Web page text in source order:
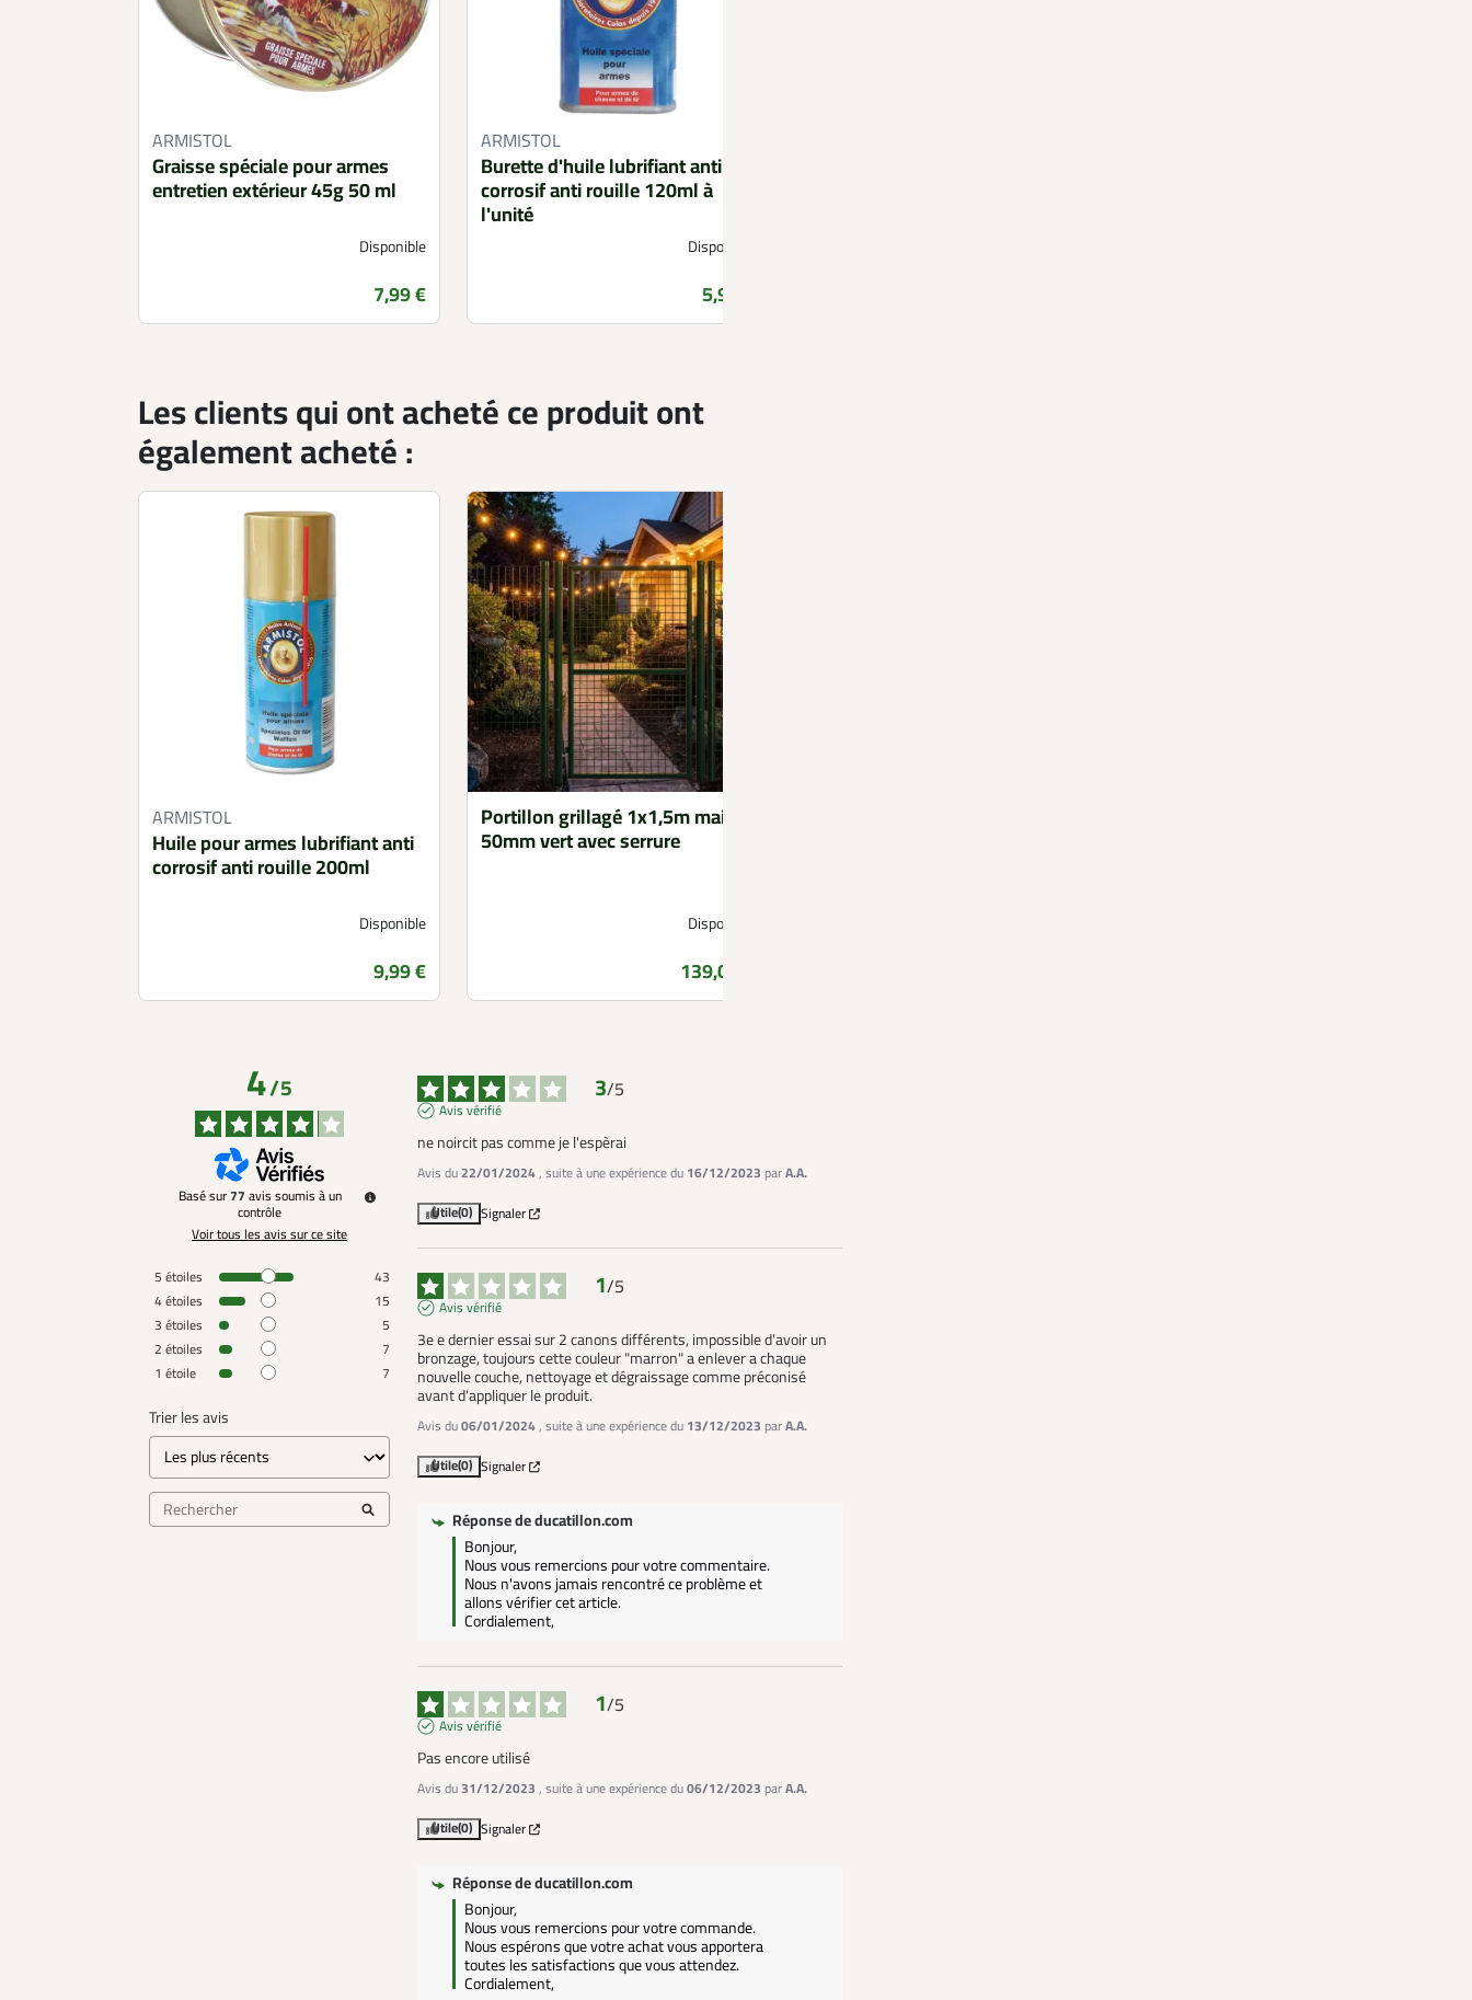
ARMISTOL
Graisse spéciale pour armes
entretien extérieur 45g 50 ml
Disponible
Prix
7,99 €
ARMISTOL
Burette d'huile lubrifiant anti
corrosif anti rouille 120ml à
l'unité
Disponible
Prix
5,99 €
Les clients qui ont acheté ce produit ont
également acheté :
ARMISTOL
Huile pour armes lubrifiant anti
corrosif anti rouille 200ml
Disponible
Prix
9,99 €
Portillon grillagé 1x1,5m maille
50mm vert avec serrure
Disponible
Prix
139,00 €
4/5
Basé sur77 avis soumis à un
contrôle
Voir tous les avis sur ce site
5 étoiles
43
4étoiles
15
3 étoiles
5
2 étoiles
7
1 étoile 7
Trier les avis
3/5
Avis vérifié
ne noircit pas comme je l'espèrai
Avis du22/01/2024, suite à une expérience du 16/12/2023 parA.A.
Utile(0) Signaler
1/5
Avis vérifié
3e e dernier essai sur 2 canons différents, impossible d'avoir un
bronzage, toujours cette couleur "marron" a enlever a chaque
nouvelle couche, nettoyage et dégraissage comme préconisé
avant d'appliquer le produit.
Avis du06/01/2024, suite à une expérience du 13/12/2023 parA.A.
Utile(0) Signaler
Réponse deducatillon.com
Bonjour,
Nous vous remercions pour votre commentaire.
Nous n'avons jamais rencontré ce problème et
allons vérifier cet article.
Cordialement,
1/5
Avis vérifié
Pas encore utilisé
Avis du31/12/2023 , suite à une expérience du06/12/2023 parA.A.
Utile(0) Signaler
Réponse deducatillon.com
Bonjour,
Nous vous remercions pour votre commande.
Nous espérons que votre achat vous apportera
toutes les satisfactions que vous attendez.
Cordialement,